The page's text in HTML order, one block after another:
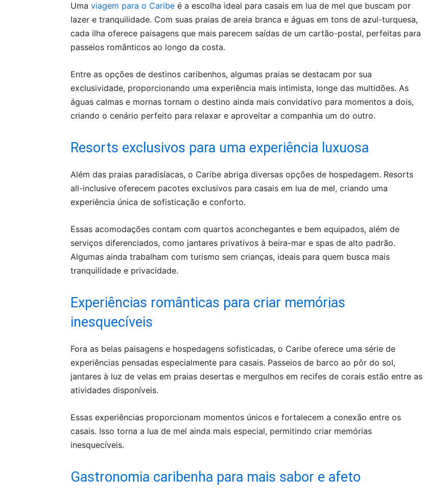
Uma viagem para o Caribe é a escolha ideal para casais em lua de mel que buscam por
lazer e tranquilidade. Com suas praias de areia branca e águas em tons de azul-turquesa,
cada ilha oferece paisagens que mais parecem saídas de um cartão-postal, perfeitas para
passeios românticos ao longo da costa.
Entre as opções de destinos caribenhos, algumas praias se destacam por sua
exclusividade, proporcionando uma experiência mais intimista, longe das multidões. As
águas calmas e mornas tornam o destino ainda mais convidativo para momentos a dois,
criando o cenário perfeito para relaxar e aproveitar a companhia um do outro.
Resorts exclusivos para uma experiência luxuosa
Além das praias paradisíacas, o Caribe abriga diversas opções de hospedagem. Resorts
all-inclusive oferecem pacotes exclusivos para casais em lua de mel, criando uma
experiência única de sofisticação e conforto.
Essas acomodações contam com quartos aconchegantes e bem equipados, além de
serviços diferenciados, como jantares privativos à beira-mar e spas de alto padrão.
Algumas ainda trabalham com turismo sem crianças, ideais para quem busca mais
tranquilidade e privacidade.
Experiências românticas para criar memórias
inesquecíveis
Fora as belas paisagens e hospedagens sofisticadas, o Caribe oferece uma série de
experiências pensadas especialmente para casais. Passeios de barco ao pôr do sol,
jantares à luz de velas em praias desertas e mergulhos em recifes de corais estão entre as
atividades disponíveis.
Essas experiências proporcionam momentos únicos e fortalecem a conexão entre os
casais. Isso torna a lua de mel ainda mais especial, permitindo criar memórias
inesquecíveis.
Gastronomia caribenha para mais sabor e afeto